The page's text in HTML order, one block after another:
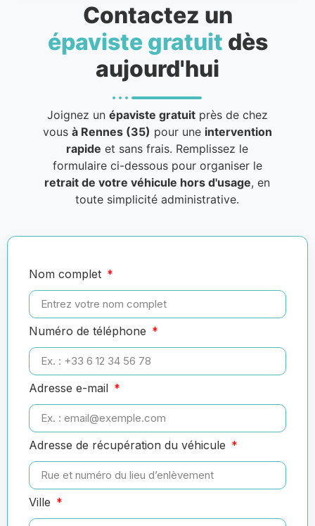
Contactez un
épaviste gratuit dès
aujourd'hui
Joignez un épaviste gratuitprès de chez
vous à Rennes (35) pour une intervention
rapide et sans frais. Remplissez le
formulaire ci-dessous pour organiser le
retrait de votre véhicule hors d'usage, en
toute simplicité administrative.
Nom complet
Numéro de téléphone
Adresse e-mail
Adresse de récupération du véhicule
Ville